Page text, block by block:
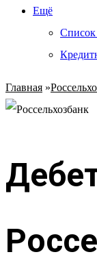
Ещё
Список
Главная »